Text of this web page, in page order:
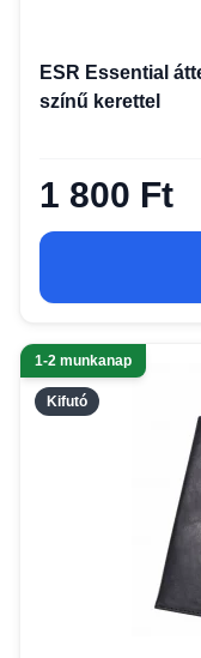
ESR Essential
színű kerettel
1 800 Ft
Kifutó
1-2 munkanap